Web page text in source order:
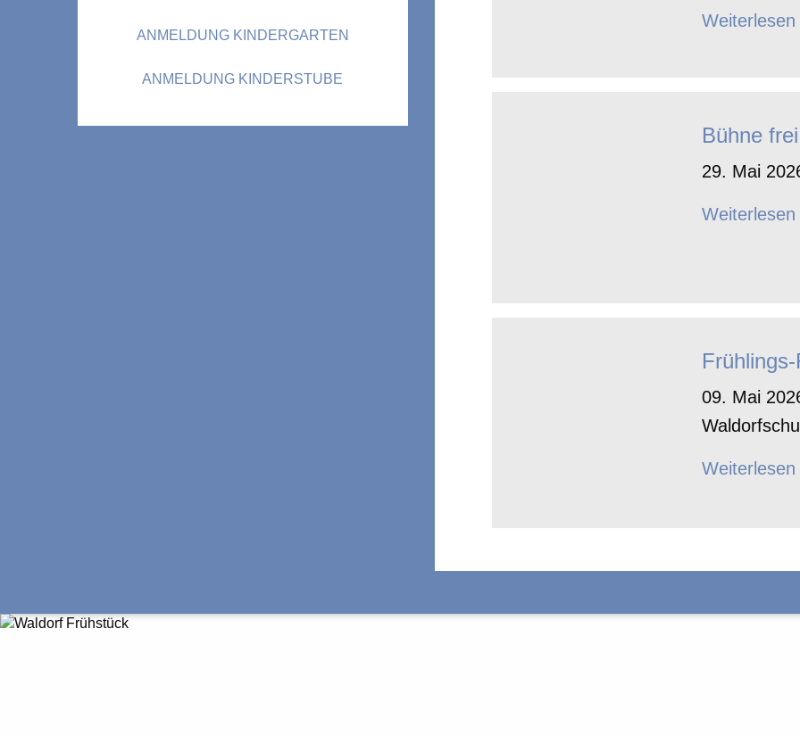
ANMELDUNG KINDERGARTEN
ANMELDUNG KINDERSTUBE
Weiterlesen
Bühne frei
29. Mai
Weiterlesen
09. Mai
Weiterlesen